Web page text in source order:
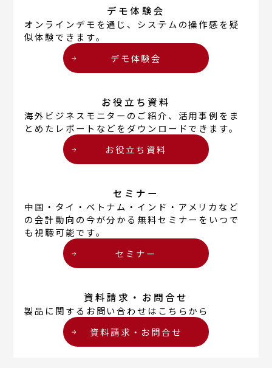
デモ体験会
オンラインデモを通じ、システムの操作感を疑
似体験できます。
デモ体験会
お役立ち資料
海外ビジネスモニター のご紹介、活用事例をま
とめたレポートなどをダウンロードできます。
お役立ち資料
セミナー
中国 ・ タイ ・ ベトナム ・ インド ・ アメリカ など
の会計動向の今が分かる無料セミナーをいつで
も視聴可能です。
セミナー
資料請求・お問合せ
製品に関するお問い合わせはこちらから
資料請求・お問合せ